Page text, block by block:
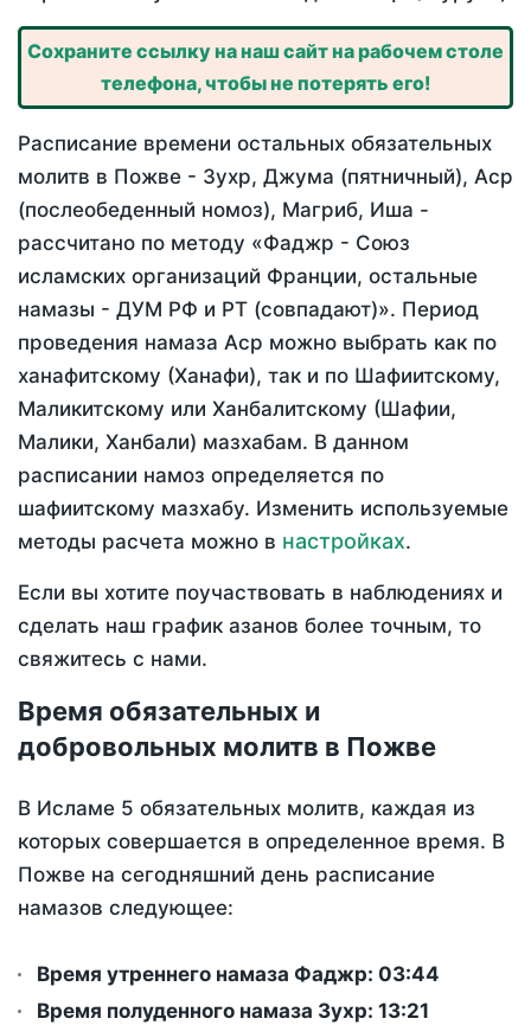
Сохраните ссылку на наш сайт на рабочем столе
телефона, чтобы не потерять его!
Расписание времени остальных обязательных
молитв в Пожве - Зухр, Джума (пятничный), Аср
(послеобеденный номоз), Магриб, Иша -
рассчитано по методу «Фаджр - Союз
исламских организаций Франции, остальные
намазы - ДУМ РФ и РТ (совпадают)». Период
проведения намаза Аср можно выбрать как по
ханафитскому (Ханафи), так и по Шафиитскому,
Маликитскому или Ханбалитскому (Шафии,
Малики, Ханбали) мазхабам. В данном
расписании намоз определяется по
шафиитскому мазхабу. Изменить используемые
методы расчета можно в настройках.
Если вы хотите поучаствовать в наблюдениях и
сделать наш график азанов более точным, то
свяжитесь с нами.
Время обязательных и
добровольных молитв в Пожве
В Исламе 5 обязательных молитв, каждая из
которых совершается в определенное время. В
Пожве на сегодняшний день расписание
намазов следующее:
Время утреннего намаза Фаджр: 03:44
Время полуденного намаза Зухр: 13:21